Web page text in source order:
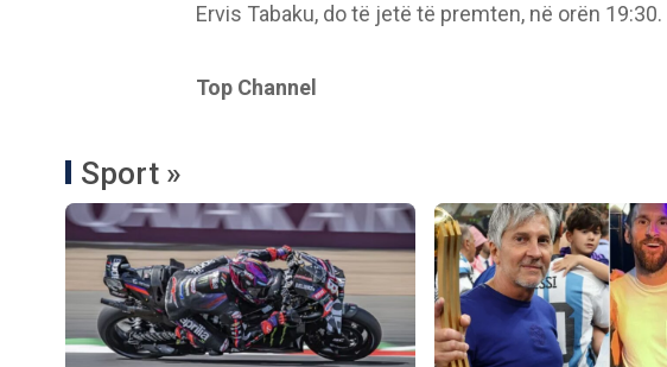
Ervis Tabaku, do të jetë të premten, në orën 19:30.
Top Channel
Sport »